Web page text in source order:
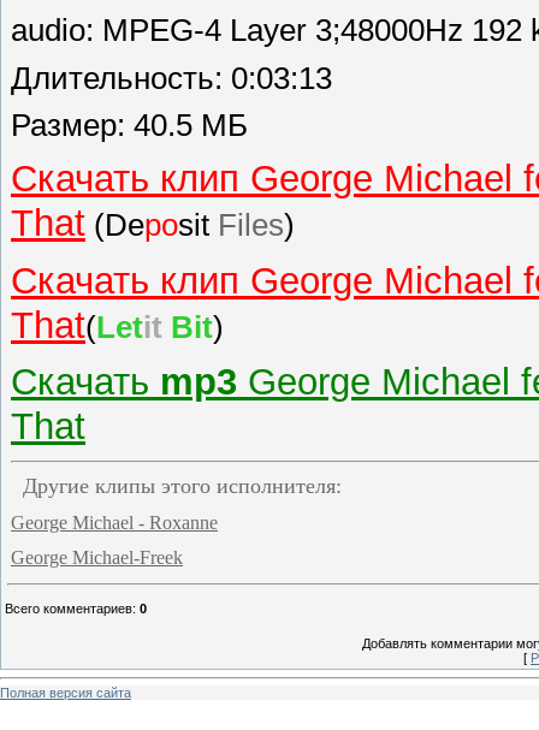
audio: MPEG-4 Layer 3;48000Hz 192
Длительность: 0:03:13
Размер: 40.5 МБ
Скачать клип George Michael
That (Deposit Files)
Скачать клип George Michael
That(Letit Bit)
Скачать mp3 George Michael
That
Другие клипы этого исполнителя:
George Michael - Roxanne
George Michael-Freek
Всего комментариев: 0
Добавлять комментарии
[
Полная версия сайта